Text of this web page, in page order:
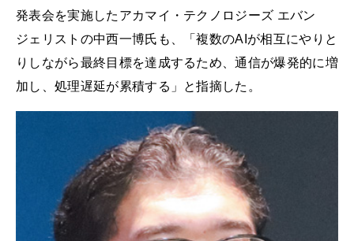
発表会を実施したアカマイ・テクノロジーズ エバン
ジェリストの中西一博氏も、「複数のAIが相互にやりと
りしながら最終目標を達成するため、通信が爆発的に増
加し、処理遅延が累積する」と指摘した。